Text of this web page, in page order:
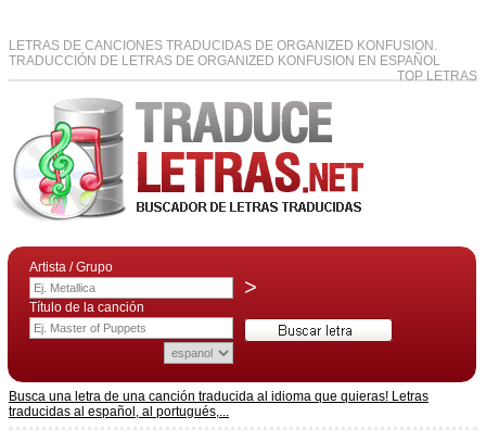
LETRAS DE CANCIONES TRADUCIDAS DE ORGANIZED KONFUSION.
TRADUCCIÓN DE LETRAS DE ORGANIZED KONFUSION EN ESPAÑOL
TOP LETRAS
Artista / Grupo
>
Título de la canción
Busca una letra de una canción traducida al idioma que quieras! Letras
traducidas al español, al portugués,...